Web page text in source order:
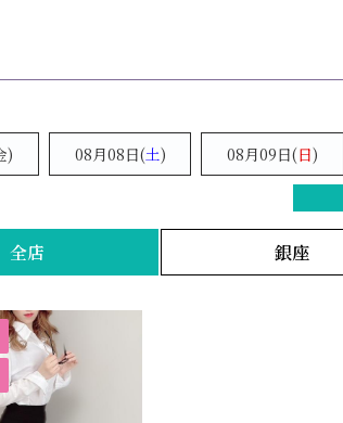
) 08月08日(土) 08月09日(日)
全店 銀座